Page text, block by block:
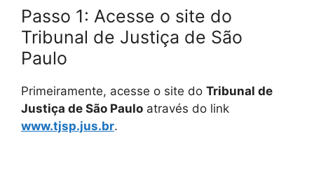
Passo 1: Acesse o site do
Tribunal de Justiça de São
Paulo
Primeiramente, acesse o site do Tribunal de
Justiça de São Paulo através do link
www.tjsp.jus.br.